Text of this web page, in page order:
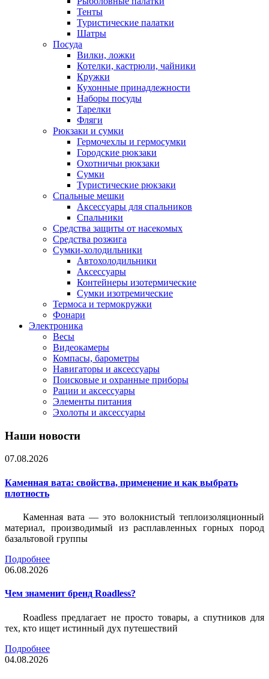
Тенты
Туристические палатки
Шатры
Посуда
Вилки, ложки
Котелки, кастрюли, чайники
Кружки
Кухонные принадлежности
Наборы посуды
Тарелки
Фляги
Рюкзаки и сумки
Гермочехлы и гермосумки
Городские рюкзаки
Охотничьи рюкзаки
Сумки
Туристические рюкзаки
Спальные мешки
Аксессуары для спальников
Спальники
Средства защиты от насекомых
Средства розжига
Сумки-холодильники
Автохолодильники
Аксессуары
Контейнеры изотермические
Сумки изотремические
Термоса и термокружки
Фонари
Электроника
Весы
Видеокамеры
Компасы, барометры
Навигаторы и аксессуары
Поисковые и охранные приборы
Рации и аксессуары
Элементы питания
Эхолоты и аксессуары
Наши новости
07.08.2026
Каменная вата: свойства, применение и как выбрать
плотность
Каменная вата — это волокнистый теплоизоляционный
материал, производимый из расплавленных горных пород
базальтовой группы
Подробнее
06.08.2026
Чем знаменит бренд Roadless?
Roadless предлагает не просто товары, а спутников для
тех, кто ищет истинный дух путешествий
Подробнее
04.08.2026